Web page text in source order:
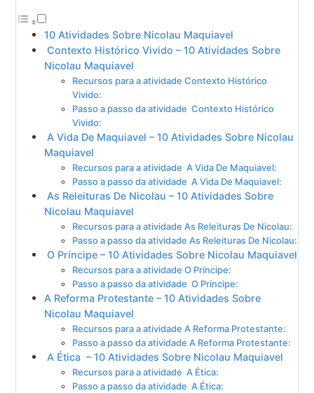
10 Atividades Sobre Nicolau Maquiavel
Contexto Histórico Vivido – 10 Atividades Sobre
Nicolau Maquiavel
Recursos para a atividade Contexto Histórico
Vivido:
Passo a passo da atividade Contexto Histórico
Vivido:
A Vida De Maquiavel – 10 Atividades Sobre Nicolau
Maquiavel
Recursos para a atividade A Vida De Maquiavel:
Passo a passo da atividade A Vida De Maquiavel:
As Releituras De Nicolau – 10 Atividades Sobre
Nicolau Maquiavel
Recursos para a atividade As Releituras De Nicolau:
Passo a passo da atividade As Releituras De Nicolau:
O Príncipe – 10 Atividades Sobre Nicolau Maquiavel
Recursos para a atividade O Príncipe:
Passo a passo da atividade O Príncipe:
A Reforma Protestante – 10 Atividades Sobre
Nicolau Maquiavel
Recursos para a atividade A Reforma Protestante:
Passo a passo da atividade A Reforma Protestante:
A Ética – 10 Atividades Sobre Nicolau Maquiavel
Recursos para a atividade A Ética:
Passo a passo da atividade A Ética: